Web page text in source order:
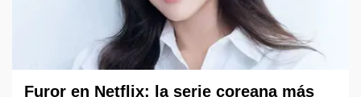
Furor en Netflix: la serie coreana más